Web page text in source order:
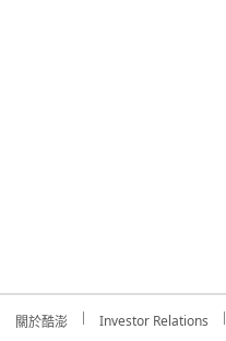
關於酷澎 Investor Relations